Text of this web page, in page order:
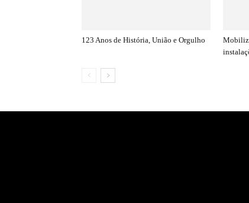
123 Anos de História, União e Orgulho